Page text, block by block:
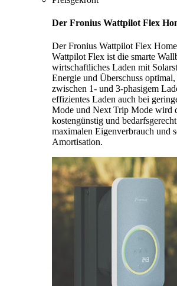
Der Fronius Wattpilot Flex
Der Fronius Wattpilot Flex
Wattpilot Flex ist die smarte
wirtschaftliches Laden mit
Energie und Überschuss
zwischen 1- und 3-phasigem
effizientes Laden auch bei
Mode und Next Trip Mode wird
kostengünstig und
maximalen Eigenverbrauch und
Amortisation.